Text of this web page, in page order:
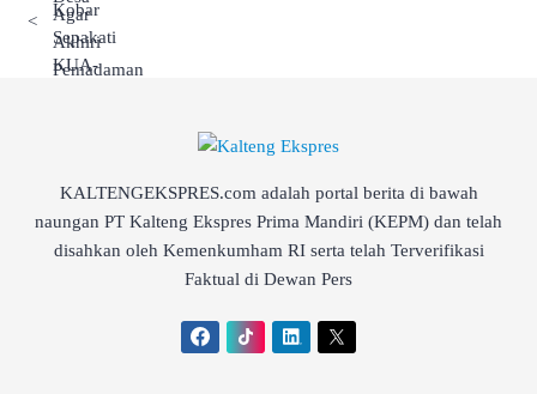
<
KALTENGEKSPRES.com adalah portal berita di bawah
naungan PT Kalteng Ekspres Prima Mandiri (KEPM) dan telah
disahkan oleh Kemenkumham RI serta telah Terverifikasi
Faktual di Dewan Pers